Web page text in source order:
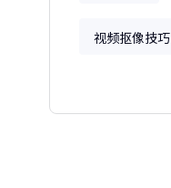
视频抠像技巧